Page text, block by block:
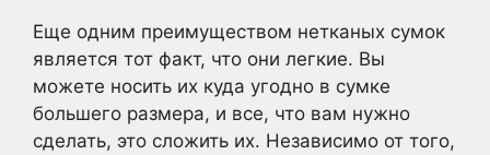
Еще одним преимуществом нетканых сумок
является тот факт, что они легкие. Вы
можете носить их куда угодно в сумке
большего размера, и все, что вам нужно
сделать, это сложить их. Независимо от того,